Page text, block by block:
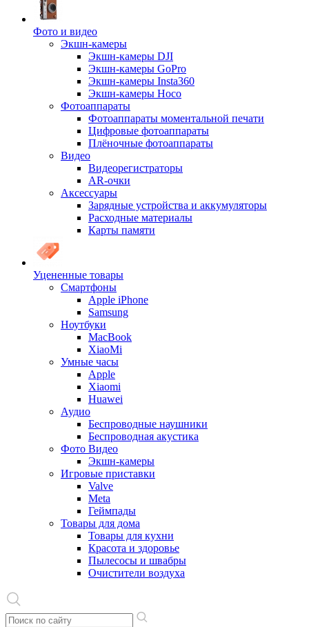
Фото и видео
Экшн-камеры
Экшн-камеры DJI
Экшн-камеры GoPro
Экшн-камеры Insta360
Экшн-камеры Hoco
Фотоаппараты
Фотоаппараты моментальной печати
Цифровые фотоаппараты
Плёночные фотоаппараты
Видео
Видеорегистраторы
AR-очки
Аксессуары
Зарядные устройства и аккумуляторы
Расходные материалы
Карты памяти
Уцененные товары
Cмартфоны
Apple iPhone
Samsung
Ноутбуки
MacBook
XiaoMi
Умные часы
Apple
Xiaomi
Huawei
Аудио
Беспроводные наушники
Беспроводная акустика
Фото Видео
Экшн-камеры
Игровые приставки
Valve
Meta
Геймпады
Товары для дома
Товары для кухни
Красота и здоровье
Пылесосы и швабры
Очистители воздуха